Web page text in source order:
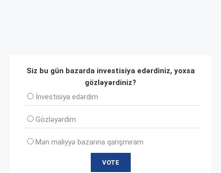
Siz bu gün bazarda investisiya edərdiniz, yoxsa
gözləyərdiniz?
İnvеstisiya edərdim
Gözləyərdim
Mən maliyyə bazarına qarışmıram